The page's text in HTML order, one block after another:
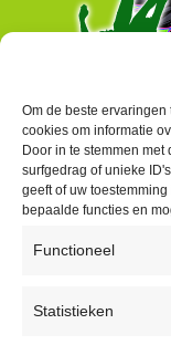
Om de beste
cookies om informatie
Door in te stemmen
surfgedrag of unieke
geeft of uw
bepaalde functies en
Functioneel
Statistieken
Peter Vergroesen